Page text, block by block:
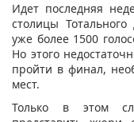
​Идет последняя
столицы
уже более 1500
Но этого
пройти в финал,
мест.
Только в этом